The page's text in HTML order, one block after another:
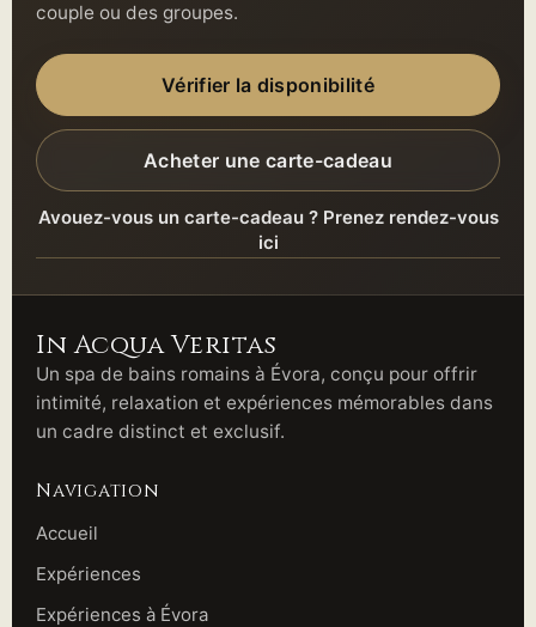
couple ou des groupes.
Vérifier la disponibilité
Acheter une carte-cadeau
Avouez-vous un carte-cadeau ? Prenez rendez-vous
ici
In Acqua Veritas
Un spa de bains romains à Évora, conçu pour offrir
intimité, relaxation et expériences mémorables dans
un cadre distinct et exclusif.
Navigation
Accueil
Expériences
Expériences à Évora